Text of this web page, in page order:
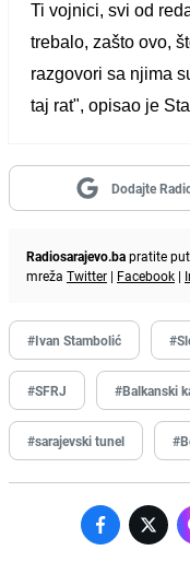
Ti vojnici, svi od
trebalo, zašto ovo,
razgovori sa njima
taj rat", opisao je
Dodajte
Radiosarajevo.bapratite
mreža Twitter | Facebook |
#Ivan Stambolić
#SFRJ #Balkanski
#sarajevski tunel